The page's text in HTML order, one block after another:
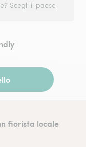
Scegli il paese
fiorista locale